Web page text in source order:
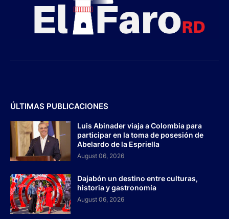
ÚLTIMAS PUBLICACIONES
Luis Abinader viaja a Colombia para
participar en la toma de posesión de
Abelardo de la Espriella
August 06, 2026
Dajabón un destino entre culturas,
historia y gastronomía
August 06, 2026